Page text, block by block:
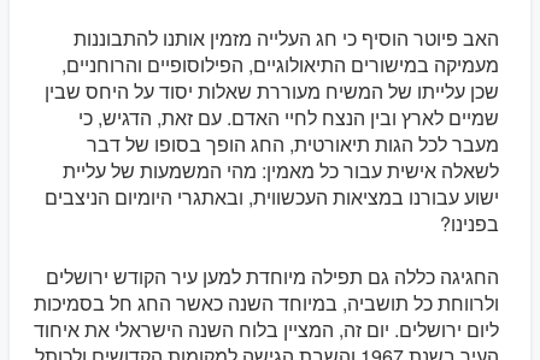
האב פיוטר הוסיף כי חג העלייה מזמין אותנו להתבוננות
מעמיקה במישורים התיאולוגיים, הפילוסופיים והרוחניים,
שכן עלייתו של המשיח מעוררת שאלות יסוד על היחס שבין
שמיים לארץ ובין הנצח לחיי האדם. עם זאת, הדגיש, כי
מעבר לכל הגות תיאורטית, החג הופך בסופו של דבר
לשאלה אישית עבור כל מאמין: מהי המשמעות של עליית
ישוע עבורנו במציאות העכשווית, ובאתגרי היומיום הניצבים
בפנינו?
החגיגה כללה גם תפילה מיוחדת למען עיר הקודש ירושלים
ולרווחת כל תושביה, במיוחד השנה כאשר החג חל בסמיכות
ליום ירושלים. יום זה, המציין בלוח השנה הישראלי את איחוד